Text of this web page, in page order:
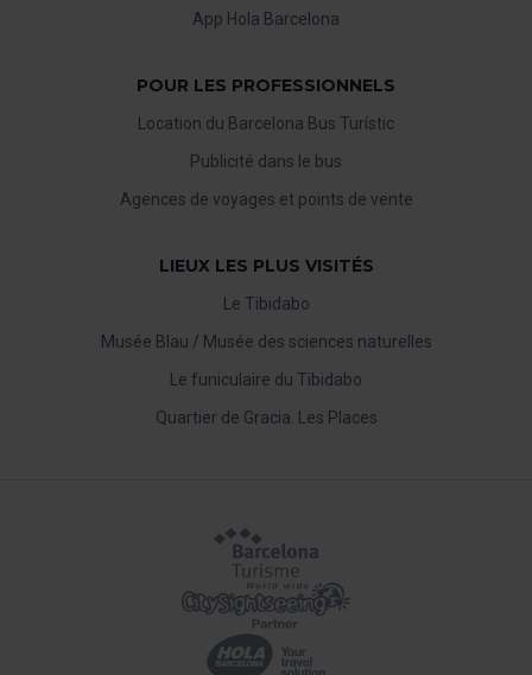
App Hola Barcelona
POUR LES PROFESSIONNELS
Location du Barcelona Bus Turístic
Publicité dans le bus
Agences de voyages et points de vente
LIEUX LES PLUS VISITÉS
Le Tibidabo
Musée Blau / Musée des sciences naturelles
Le funiculaire du Tibidabo
Quartier de Gracia. Les Places